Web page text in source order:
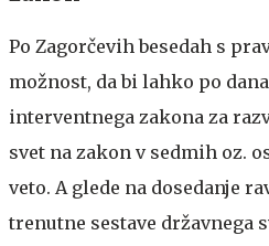
Po Zagorčevih besedah s
možnost, da bi lahko po
interventnega zakona za
svet na zakon v sedmih oz.
veto. A glede na dosedanje
trenutne sestave državnega